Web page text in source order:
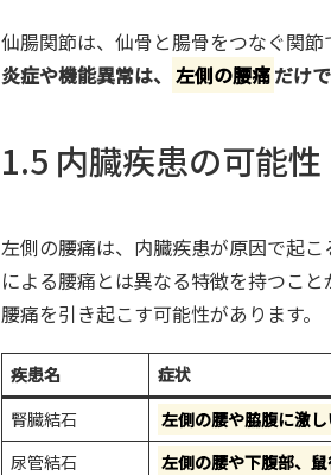
仙腸関節は、仙骨と腸骨をつなぐ関節
炎症や機能異常は、 左側の腰痛だけ
1.5 内臓疾患の可能性
左側の腰痛は、内臓疾患が原因で起
による腰痛とは異なる特徴を持つこ
腰痛を引き起こす可能性があります。
疾患名
症状
腎臓結石
左側の腰や脇腹に激
尿管結石
左側の腰や下腹部、